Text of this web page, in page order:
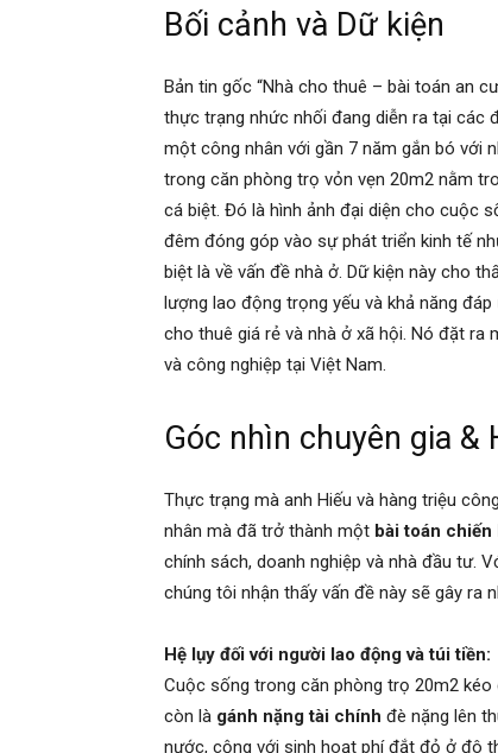
Bối cảnh và Dữ kiện
Bản tin gốc “Nhà cho thuê – bài toán an
thực trạng nhức nhối đang diễn ra tại các
một công nhân với gần 7 năm gắn bó với
trong căn phòng trọ vỏn vẹn 20m2 nằm
cá biệt. Đó là hình ảnh đại diện cho cuộc
đêm đóng góp vào sự phát triển kinh tế
biệt là về vấn đề nhà ở. Dữ kiện này cho
lượng lao động trọng yếu và khả năng
cho thuê giá rẻ và nhà ở xã hội. Nó đặt
và công nghiệp tại Việt Nam.
Góc nhìn chuyên gia &
Thực trạng mà anh Hiếu và hàng triệu
nhân mà đã trở thành một bài toán chiến
chính sách, doanh nghiệp và nhà đầu tư.
chúng tôi nhận thấy vấn đề này sẽ gây ra
Hệ lụy đối với người lao động và túi tiền:
Cuộc sống trong căn phòng trọ 20m2
còn là gánh nặng tài chính đè nặng lên
nước, cộng với sinh hoạt phí đắt đỏ ở đô